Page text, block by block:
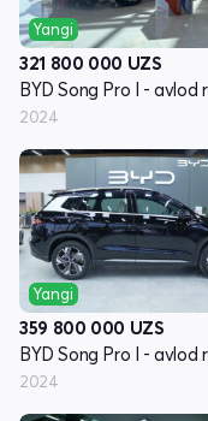
Yangi
321 800 000 UZS
2024
Yangi
359 800 000 UZS
2024